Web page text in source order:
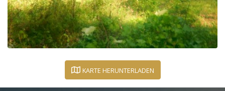
KARTE HERUNTERLADEN